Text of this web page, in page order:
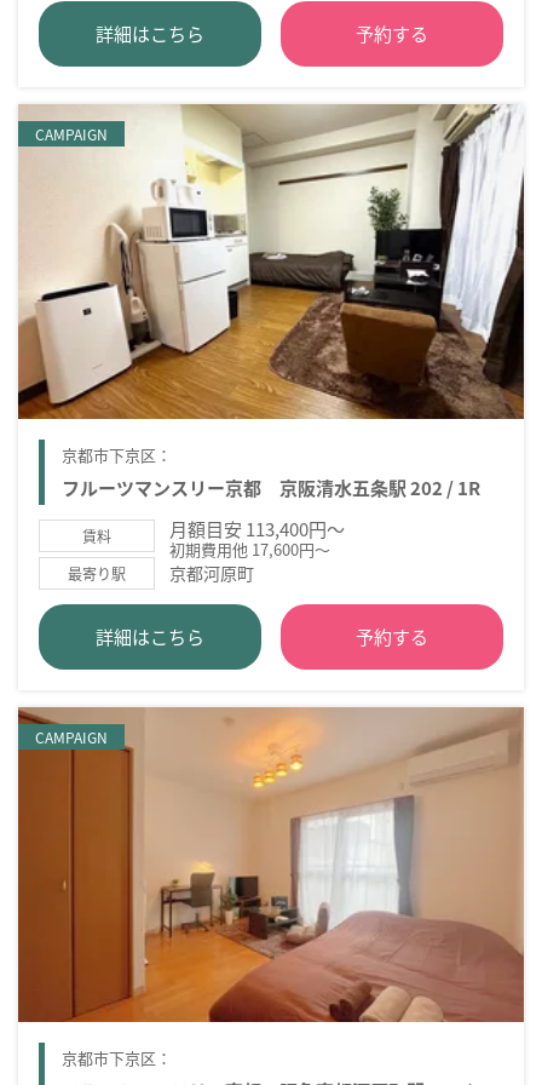
詳細はこちら 予約する
CAMPAIGN
京都市下京区：
フルーツマンスリー京都 京阪清水五条駅 202 / 1R
賃料 月額目安 113,400円～
初期費用他 17,600円～
最寄り駅 京都河原町
詳細はこちら 予約する
CAMPAIGN
京都市下京区：